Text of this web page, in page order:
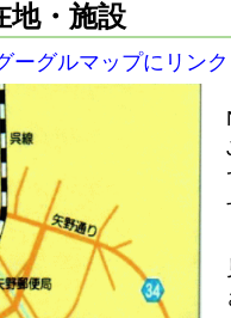
地・施設
ーグルマップにリン